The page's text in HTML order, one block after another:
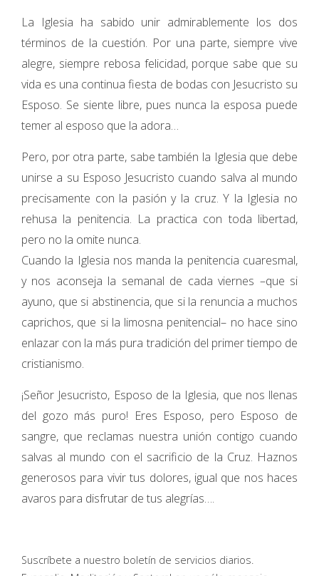
La Iglesia ha sabido unir admirablemente los dos
términos de la cuestión. Por una parte, siempre vive
alegre, siempre rebosa felicidad, porque sabe que su
vida es una continua fiesta de bodas con Jesucristo su
Esposo. Se siente libre, pues nunca la esposa puede
temer al esposo que la adora…
Pero, por otra parte, sabe también la Iglesia que debe
unirse a su Esposo Jesucristo cuando salva al mundo
precisamente con la pasión y la cruz. Y la Iglesia no
rehusa la penitencia. La practica con toda libertad,
pero no la omite nunca.
Cuando la Iglesia nos manda la penitencia cuaresmal,
y nos aconseja la semanal de cada viernes –que si
ayuno, que si abstinencia, que si la renuncia a muchos
caprichos, que si la limosna penitencial– no hace sino
enlazar con la más pura tradición del primer tiempo de
cristianismo.
¡Señor Jesucristo, Esposo de la Iglesia, que nos llenas
del gozo más puro! Eres Esposo, pero Esposo de
sangre, que reclamas nuestra unión contigo cuando
salvas al mundo con el sacrificio de la Cruz. Haznos
generosos para vivir tus dolores, igual que nos haces
avaros para disfrutar de tus alegrías….
Suscríbete a nuestro boletín de servicios diarios.